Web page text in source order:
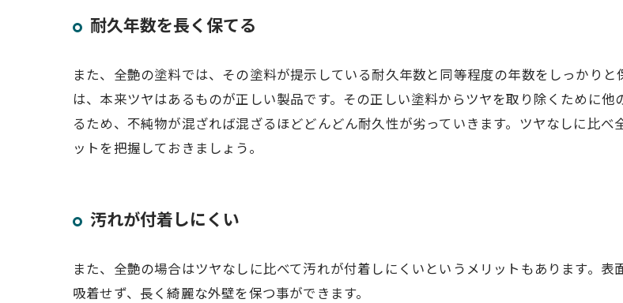
耐久年数を長く保てる
また、全艶の塗料では、その塗料が提示している耐久年数と同等程度の年数をしっかり
は、本来ツヤはあるものが正しい製品です。その正しい塗料からツヤを取り除くために
るため、不純物が混ざれば混ざるほどどんどん耐久性が劣っていきます。ツヤなしに比
ットを把握しておきましょう。
汚れが付着しにくい
また、全艶の場合はツヤなしに比べて汚れが付着しにくいというメリットもあります。
吸着せず、長く綺麗な外壁を保つ事ができます。